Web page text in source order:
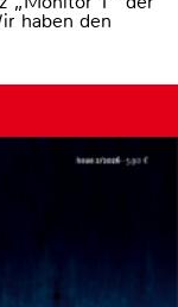
haben den